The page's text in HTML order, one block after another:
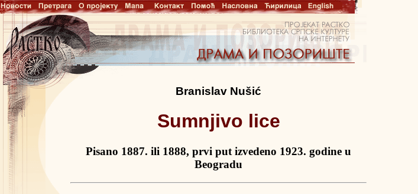
Branislav Nušić
Sumnjivo lice
Pisano 1887. ili 1888, prvi put izvedeno 1923. godine u
Beogradu